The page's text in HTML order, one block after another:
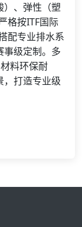
）、弹性（塑
格按ITF国际
配专业排水系
事级定制。多
料环保耐
，打造专业级